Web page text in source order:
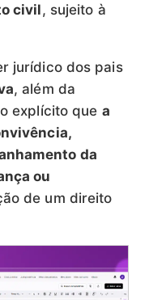
civil, sujeito à
jurídico dos pais
, além da
explícito que a
da
ou
de um direito